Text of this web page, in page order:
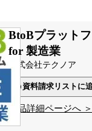
BtoBプラット
for 製造業
株式会社テクノア
資料請求リストに
製品詳細ページへ ＞